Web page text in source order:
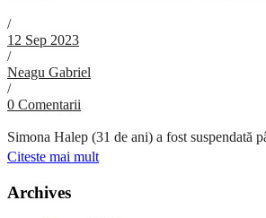
/
12 Sep 2023
/
Neagu Gabriel
/
0 Comentarii
Simona Halep (31 de ani) a fost suspendată
Citeste mai mult
Archives